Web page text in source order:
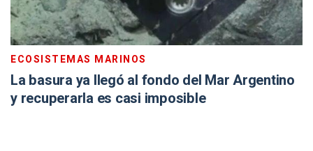
ECOSISTEMAS MARINOS
La basura ya llegó al fondo del Mar Argentino
y recuperarla es casi imposible